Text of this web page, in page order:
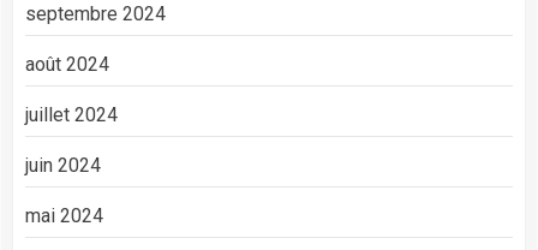
septembre 2024
août 2024
juillet 2024
juin 2024
mai 2024